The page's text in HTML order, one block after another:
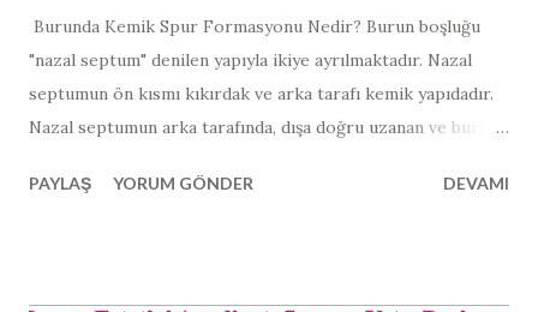
Burunda Kemik Spur Formasyonu Nedir? Burun boşluğu
"nazal septum" denilen yapıyla ikiye ayrılmaktadır. Nazal
septumun ön kısmı kıkırdak ve arka tarafı kemik yapıdadır. ​​ ​​ ​
Nazal septumun arka tarafında, dışa doğru uzanan ve burun
spur formasyonu" ismi verilmektedir. Auynı anlamda olan
PAYLAŞ YORUM GÖNDER DEVAMI